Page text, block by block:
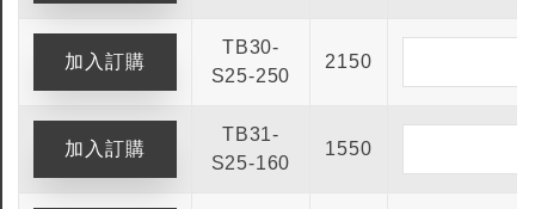
TB30-
S25-250
2150
TB31-
S25-160
1550